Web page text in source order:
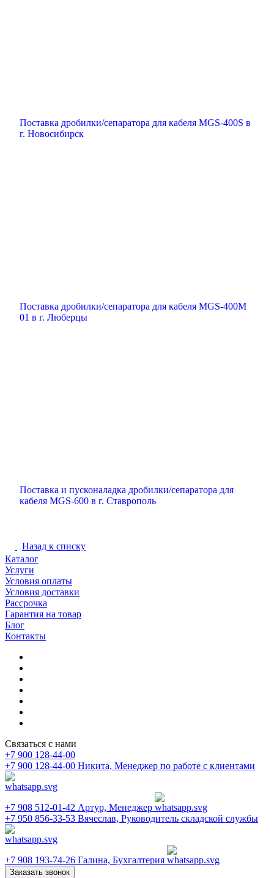
Поставка дробилки/сепаратора для кабеля MGS-400S в
г. Новосибирск
Поставка дробилки/сепаратора для кабеля MGS-400M
01 в г. Люберцы
Поставка и пусконаладка дробилки/сепаратора для
кабеля MGS-600 в г. Ставрополь
Назад к списку
Каталог
Услуги
Условия оплаты
Условия доставки
Рассрочка
Гарантия на товар
Блог
Контакты
Связаться с нами
+7 900 128-44-00
+7 900 128-44-00 Никита, Менеджер по работе с клиентами
+7 908 512-01-42 Артур, Менеджер
+7 950 856-33-53 Вячеслав, Руководитель складской службы
+7 908 193-74-26 Галина, Бухгалтерия
Заказать звонок